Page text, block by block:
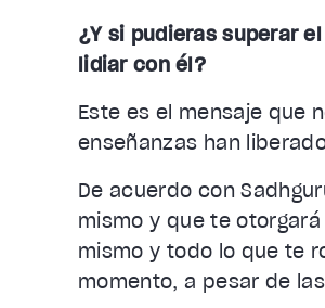
¿Y si pudieras superar
lidiar con él?
Este es el mensaje que
enseñanzas han
De acuerdo con
mismo y que te
mismo y todo lo que te
momento, a pesar de